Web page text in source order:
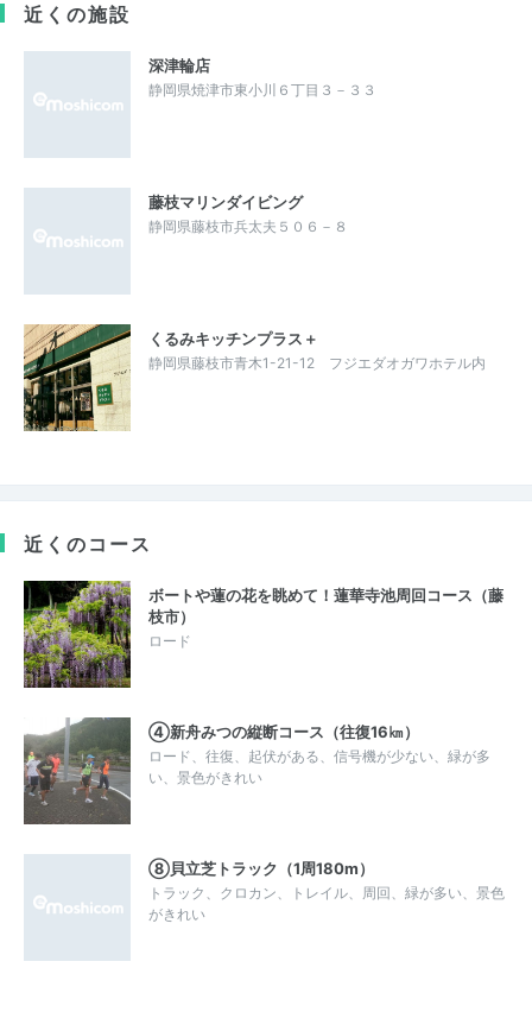
近くの施設
深津輪店
静岡県焼津市東小川６丁目３－３３
藤枝マリンダイビング
静岡県藤枝市兵太夫５０６－８
くるみキッチンプラス＋
静岡県藤枝市青木1-21-12 フジエダオガワホテル内
近くのコース
ボートや蓮の花を眺めて！蓮華寺池周回コース（藤
枝市）
ロード
④新舟みつの縦断コース（往復16㎞）
ロード、往復、起伏がある、信号機が少ない、緑が多
い、景色がきれい
⑧貝立芝トラック（1周180m）
トラック、クロカン、トレイル、周回、緑が多い、景色
がきれい